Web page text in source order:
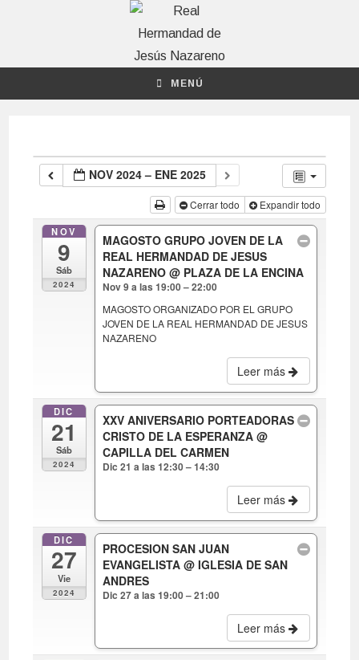
MENÚ
NOV 2024 – ENE 2025
Cerrar todo Expandir todo
NOV
9
Sáb
2024
MAGOSTO GRUPO JOVEN DE LA
REAL HERMANDAD DE JESUS
NAZARENO @ PLAZA DE LA ENCINA
Nov 9 a las 19:00 – 22:00
MAGOSTO ORGANIZADO POR EL GRUPO
JOVEN DE LA REAL HERMANDAD DE JESUS
NAZARENO
Leer más
DIC
21
Sáb
2024
XXV ANIVERSARIO PORTEADORAS
CRISTO DE LA ESPERANZA @
CAPILLA DEL CARMEN
Dic 21 a las 12:30 – 14:30
Leer más
DIC
27
Vie
2024
PROCESION SAN JUAN
EVANGELISTA @ IGLESIA DE SAN
ANDRES
Dic 27 a las 19:00 – 21:00
Leer más